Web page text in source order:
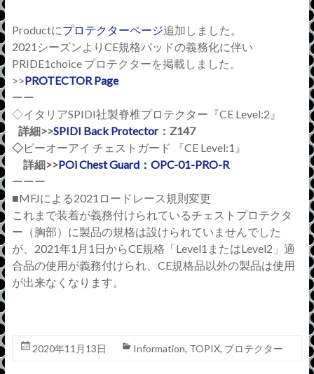
Productにプロテクターページ追加しました。
2021シーズンよりCE規格パッドの義務化に伴い
PRIDE1choice プロテクターを掲載しました。
>>PROTECTOR Page
ーー
◇イタリアSPIDI社製脊椎プロテクター『CE Level:2』
詳細>>SPIDI Back Protector：Z147
◇ピーオーアイ チェストガード 『CE Level:1』
詳細>>POi Chest Guard：OPC-01-PRO-R
ーーー
■MFJによる2021ロードレース規則変更
これまで装着が義務付けられているチェストプロテクタ
ー（胸部）に製品の規格は設けられていませんでした
が、2021年1月1日からCE規格「Level1またはLevel2」適
合品の使用が義務付けられ、CE規格品以外の製品は使用
が出来なくなります。
2020年11月13日 Information, TOPIX, プロテクター